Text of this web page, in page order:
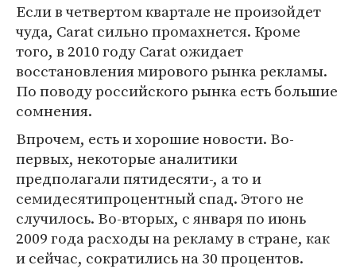
Если в четвертом квартале не произойдет
чуда, Carat сильно промахнется. Кроме
того, в 2010 году Carat ожидает
восстановления мирового рынка рекламы.
По поводу российского рынка есть большие
сомнения.
Впрочем, есть и хорошие новости. Во-
первых, некоторые аналитики
предполагали пятидесяти-, а то и
семидесятипроцентный спад. Этого не
случилось. Во-вторых, с января по июнь
2009 года расходы на рекламу в стране, как
и сейчас, сократились на 30 процентов.